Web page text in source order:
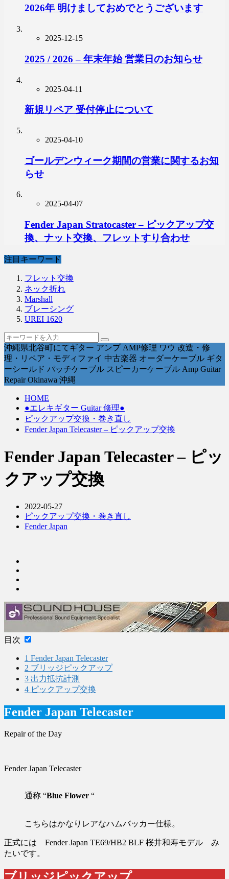
2026年 明けましておめでとうございます
2025-12-15
2025 / 2026 – 年末年始 営業日のお知らせ
2025-04-11
新規リペア 受付停止について
2025-04-10
ゴールデンウィーク期間の営業に関するお知
らせ
2025-04-07
Fender Japan Stratocaster – ピックアップ交
換、ナット交換、フレットすり合わせ
注目キーワード
フレット交換
ネック折れ
Marshall
ブレーシング
UREI 1620
沖縄県北谷町にてギター アンプ AMP修理 ワウ 改造・修
理・リペア・モディファイ 中古楽器 オーダーケーブル ギタ
ーシールド パッチケーブル スピーカーケーブル Amp Guitar
Repair Okinawa 沖縄
HOME
●エレキギター Guitar 修理●
ピックアップ交換・巻き直し
Fender Japan Telecaster – ピックアップ交換
Fender Japan Telecaster – ピッ
クアップ交換
2022-05-27
ピックアップ交換・巻き直し
Fender Japan
目次
1 Fender Japan Telecaster
2 ブリッジピックアップ
3 出力抵抗計測
4 ピックアップ交換
Fender Japan Telecaster
Repair of the Day
Fender Japan Telecaster
通称 “Blue Flower “
こちらはかなりレアなハムバッカー仕様。
正式には Fender Japan TE69/HB2 BLF 桜井和寿モデル み
たいです。